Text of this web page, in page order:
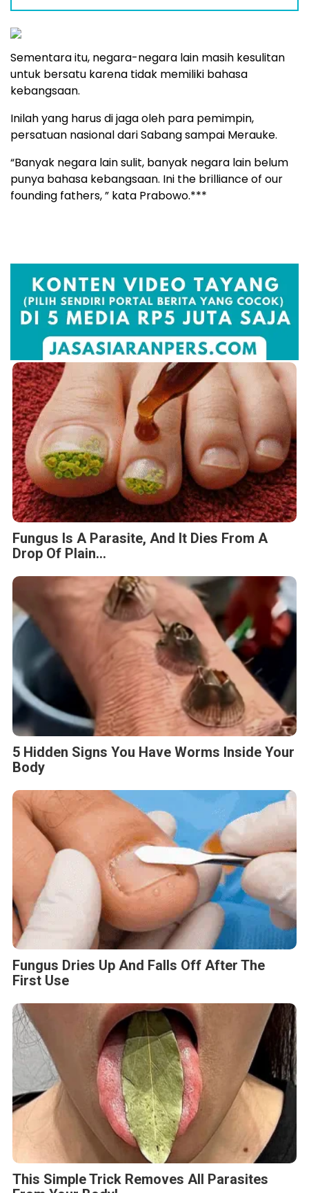
Sementara itu, negara-negara lain masih kesulitan
untuk bersatu karena tidak memiliki bahasa
kebangsaan.
Inilah yang harus di jaga oleh para pemimpin,
persatuan nasional dari Sabang sampai Merauke.
“Banyak negara lain sulit, banyak negara lain belum
punya bahasa kebangsaan. Ini the brilliance of our
founding fathers, ” kata Prabowo.***
Fungus Is A Parasite, And It Dies From A
Drop Of Plain...
5 Hidden Signs You Have Worms Inside Your
Body
Fungus Dries Up And Falls Off After The
First Use
This Simple Trick Removes All Parasites